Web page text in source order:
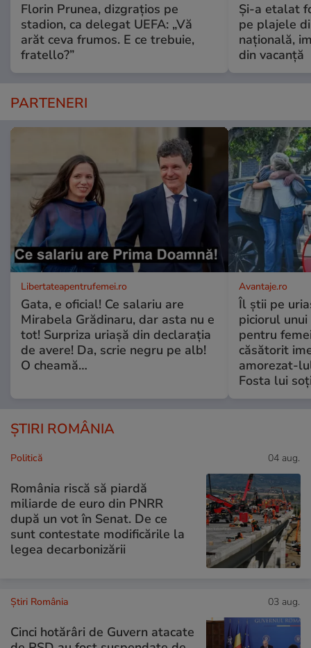
Florin Prunea, dizgrațios pe
stadion, ca delegat UEFA: „Vă
arăt ceva frumos. E ce trebuie,
fratello?”
Și-a etalat
pe plajele
națională,
din vacanță
PARTENERI
Libertateapentrufemei.ro
Gata, e oficial! Ce salariu are
Mirabela Grădinaru, dar asta nu e
tot! Surpriza uriașă din declarația
de avere! Da, scrie negru pe alb!
O cheamă…
Avantaje.ro
Îl știi pe
piciorul
pentru
căsătorit
amorezat-
Fosta lui
ȘTIRI ROMÂNIA
Politică 04 aug.
România riscă să piardă
miliarde de euro din PNRR
după un vot în Senat. De ce
sunt contestate modificările la
legea decarbonizării
Știri România 03 aug.
Cinci hotărâri de Guvern atacate